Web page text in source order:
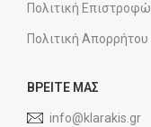
Πολιτική
Πολιτική Απορρήτου
ΒΡΕΙΤΕ ΜΑΣ
info@klarakis.gr